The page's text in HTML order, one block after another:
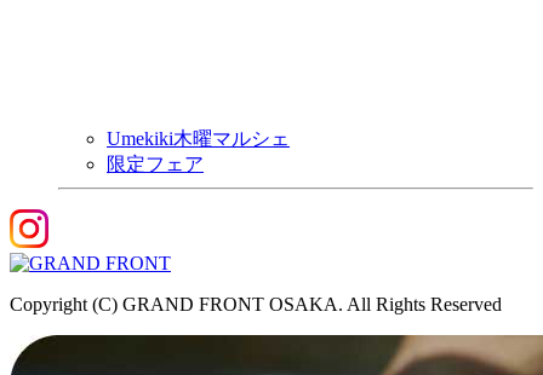
Umekiki木曜マルシェ
限定フェア
Copyright (C) GRAND FRONT OSAKA. All Rights Reserved